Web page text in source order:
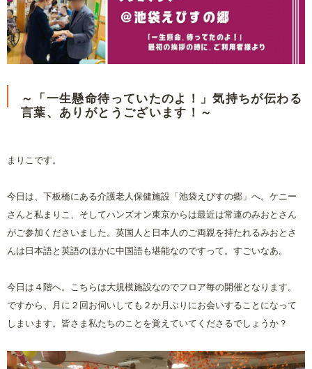
～「一生懸命待っていたのよ！」気持ちが伝わる
言葉、ありがとうございます！～
まりこです。
今日は、下板橋にある介護老人保健施設「池袋えびすの郷」へ。ケニー
さんと私まりこ、そしてハンズオン東京からは最近は常連のみおとさん
がご参加くださいました。英国人と日本人のご両親を持たれるみおとさ
んは日本語と英語のほかに中国語も堪能なのですって。すごいなあ。
今日は４階へ。こちらは大規模施設なのでフロア毎の開催となります。
ですから、月に２回お伺いしても２か月ぶりにお会いすることになって
しまいます。皆さま私たちのことを覚えていてくださるでしょうか？